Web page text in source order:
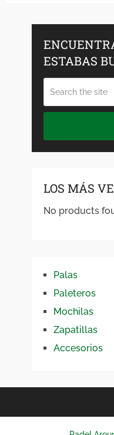
ESTABAS
LOS MÁS
No products
Palas
Paleteros
Mochilas
Zapatillas
Accesorios